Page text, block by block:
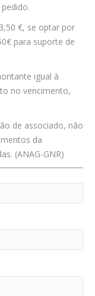
€, se optar por
para suporte de
igual à
no vencimento,
de associado, não
da
(ANAG-GNR)